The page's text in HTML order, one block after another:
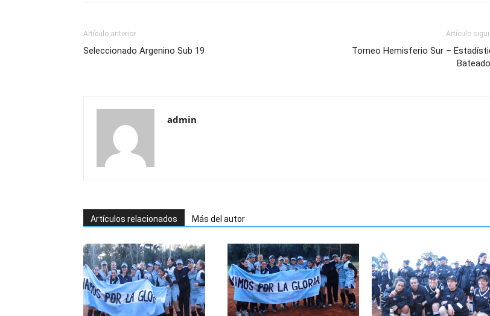
Artículo anterior
Seleccionado Argenino Sub 19
Artículo
Torneo Hemisferio Sur –
admin
Artículos relacionados Más del autor